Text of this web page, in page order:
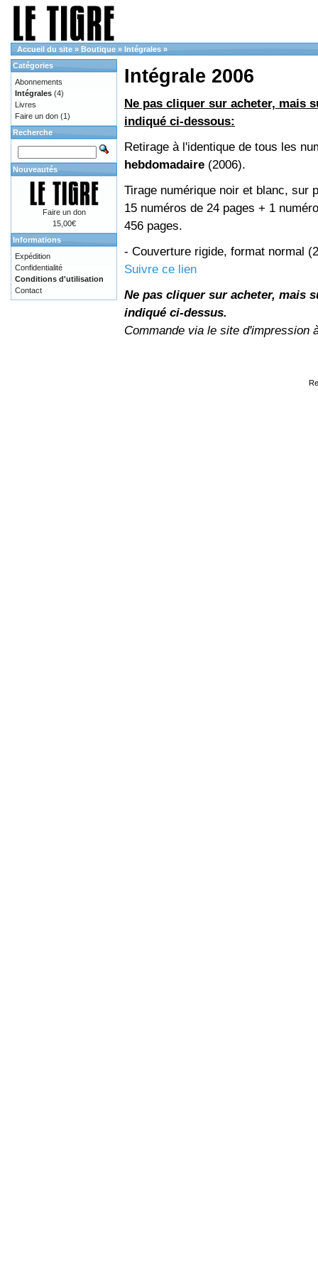
Accueil du site » Boutique » Intégrales »
Intégrale 2006
Ne pas cliquer sur acheter, mais
indiqué ci-dessous:
Retirage à l'identique de tous les
hebdomadaire (2006).
Tirage numérique noir et blanc, sur
15 numéros de 24 pages + 1
456 pages.
- Couverture rigide, format normal
Suivre ce lien
Ne pas cliquer sur acheter, mais
indiqué ci-dessus.
Commande via le site d'impression
Catégories
Abonnements
Intégrales (4)
Livres
Faire un don (1)
Recherche
Nouveautés
Faire un don
15,00€
Informations
Expédition
Confidentialité
Conditions d'utilisation
Contact